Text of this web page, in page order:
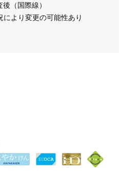
（国際線）
より変更の可能性あり